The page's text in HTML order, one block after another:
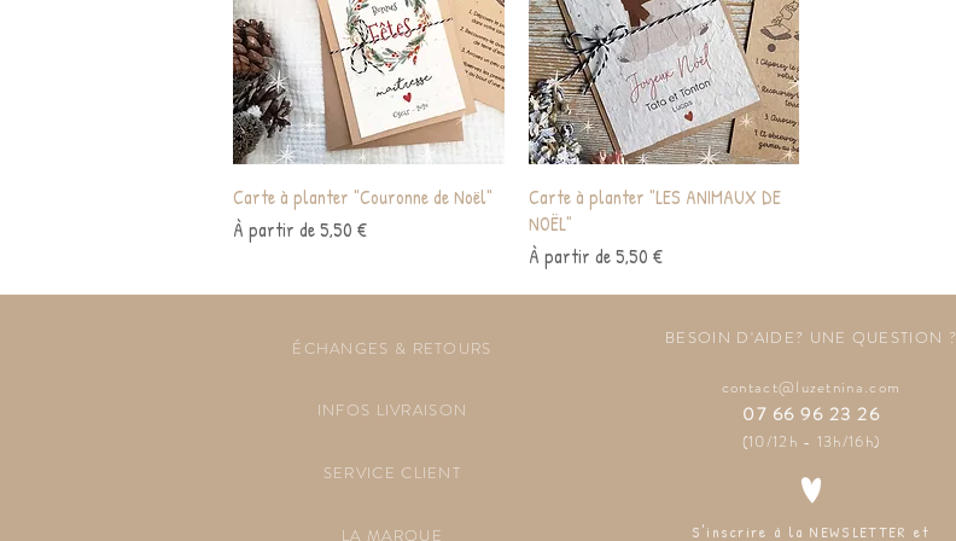
Aperçu rapide
Carte à planter "Couronne de Noël"
À partir de5,50 €
Prix promotionnel
Aperçu rapide
Carte à planter "LES ANIMAUX DE
NOËL"
À partir de5,50 €
Prix promotionnel
ÉCHANGES & RETOURS
INFOS LIVRAISON
SERVICE CLIENT
LA MARQUE
BESOIN D'AIDE? UNE QUESTION ?
contact@luzetnina.com
07 66 96 23 26
(10/12h - 13h/16h)
S'inscrire à la NEWSLETTER et